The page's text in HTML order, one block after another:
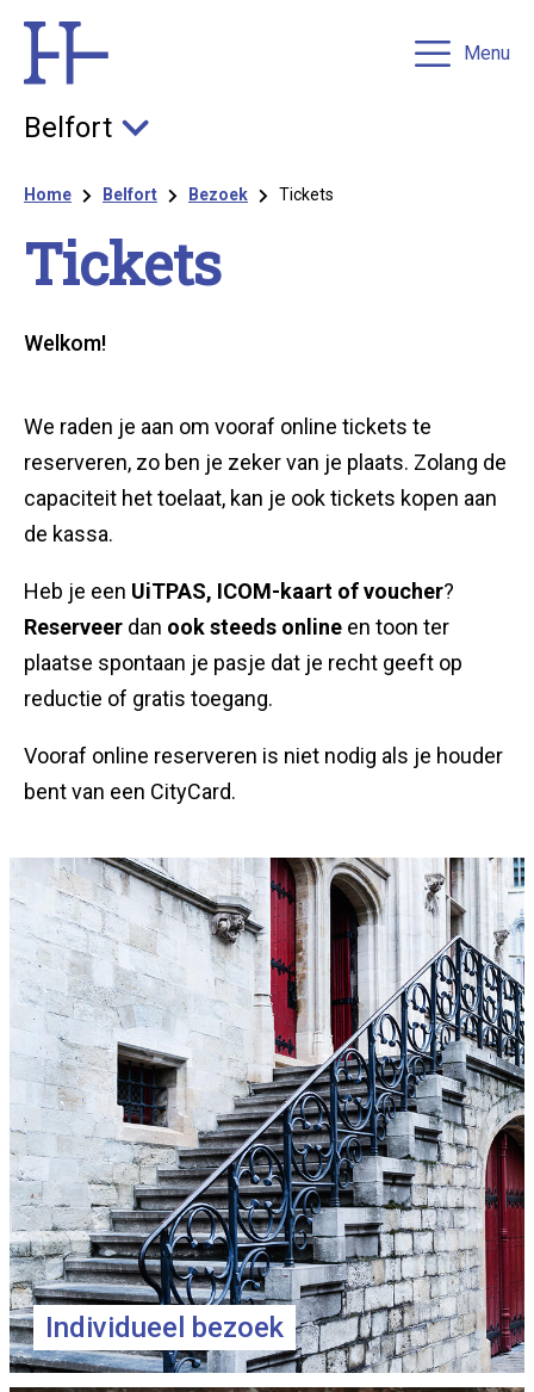
Menu
Belfort
Kruimelpad
Home Belfort Bezoek Tickets
Tic­kets
Welkom!
We raden je aan om vooraf online tickets te
reserveren, zo ben je zeker van je plaats. Zolang de
capaciteit het toelaat, kan je ook tickets kopen aan
de kassa.
Heb je een UiTPAS, ICOM-kaart of voucher?
Reserveer dan ook steeds online en toon ter
plaatse spontaan je pasje dat je recht geeft op
reductie of gratis toegang.
Vooraf online reserveren is niet nodig als je houder
bent van een CityCard.
Info
pagina
teasers
Individueel bezoek